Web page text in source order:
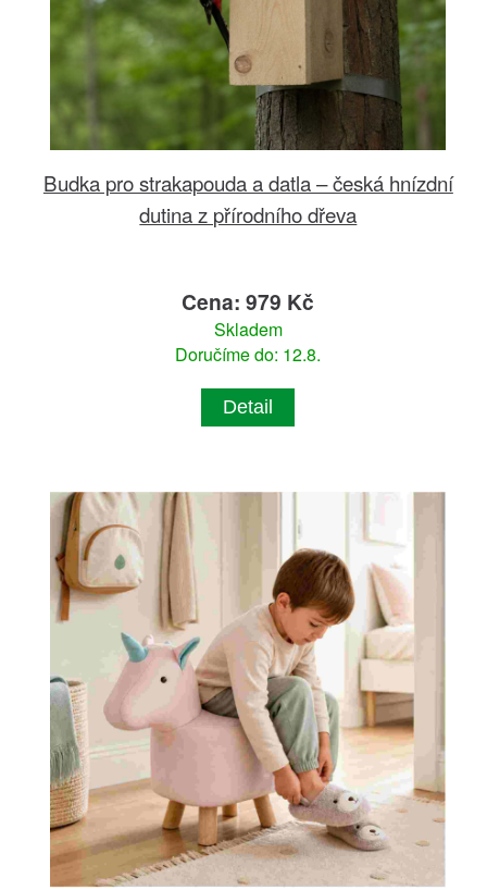
Budka pro strakapouda a datla – česká hnízdní
dutina z přírodního dřeva
Cena: 979 Kč
Skladem
Doručíme do: 12.8.
Detail